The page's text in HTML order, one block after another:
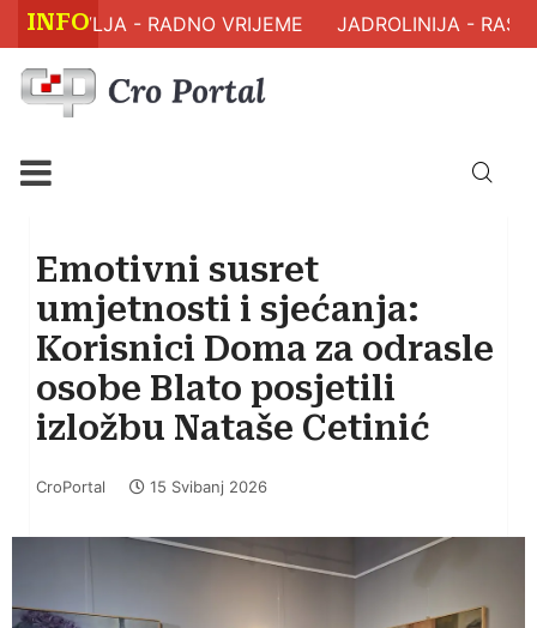
INFO
ZDRAVLJA - RADNO VRIJEME JADROLINIJA -
Emotivni susret
umjetnosti i sjećanja:
Korisnici Doma za odrasle
osobe Blato posjetili
izložbu Nataše Cetinić
CroPortal 15 Svibanj 2026